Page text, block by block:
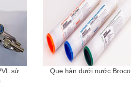
sử
Que hàn dưới nước Broco